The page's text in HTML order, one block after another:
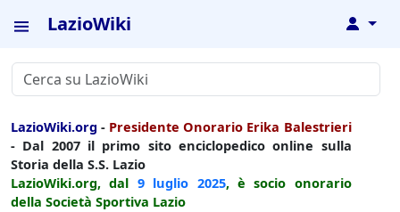
LazioWiki ↓
LazioWiki.org - Presidente Onorario Erika Balestrieri
- Dal 2007 il primo sito enciclopedico online sulla
Storia della S.S. Lazio
LazioWiki.org, dal 9 luglio 2025, è socio onorario
della Società Sportiva Lazio